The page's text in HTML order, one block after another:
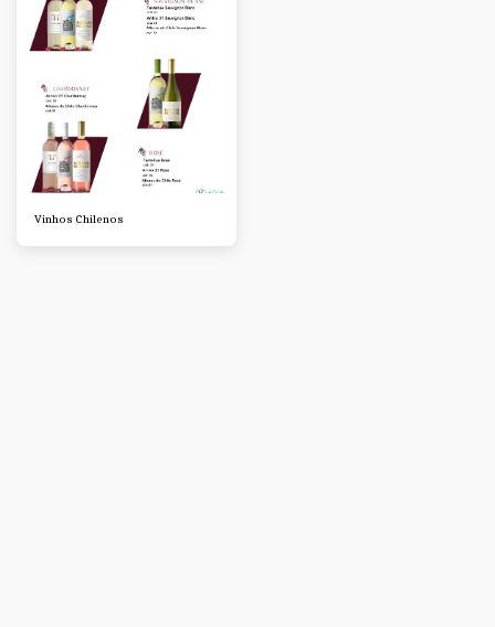
Vinhos Chilenos